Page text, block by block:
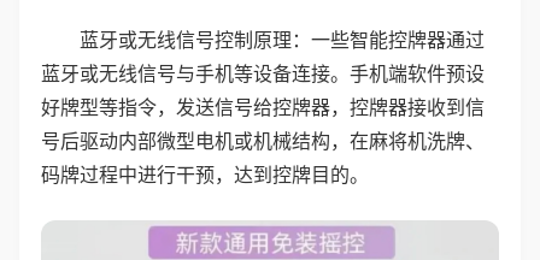
蓝牙或无线信号控制原理：一些智能控牌器通过
蓝牙或无线信号与手机等设备连接。手机端软件预设
好牌型等指令，发送信号给控牌器，控牌器接收到信
号后驱动内部微型电机或机械结构，在麻将机洗牌、
码牌过程中进行干预，达到控牌目的。